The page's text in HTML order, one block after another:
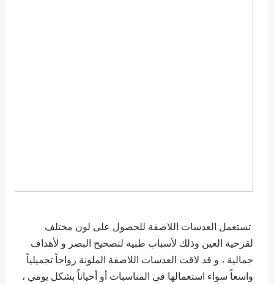
تستعمل العدسات اللاصقة للحصول على لون مختلف
لقزحية العين وذلك لأسباب طبية لتصحيح البصر و لأهداف
جمالية ، و قد لاقت العدسات اللاصقة الملونة رواجاً تجميلياً
واسعاً سواء استعمالها في المناسبات أو أحياناً بشكل يومي ،